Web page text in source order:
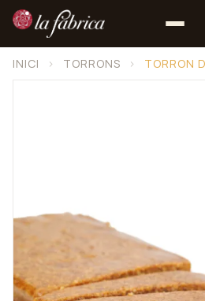
INICI › TORRONS › TORRON